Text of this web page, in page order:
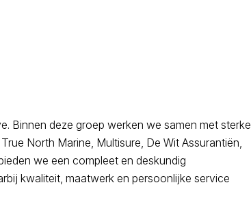
Binnen deze groep werken we samen met sterke
North Marine, Multisure, De Wit Assurantiën,
we een compleet en deskundig
kwaliteit, maatwerk en persoonlijke service